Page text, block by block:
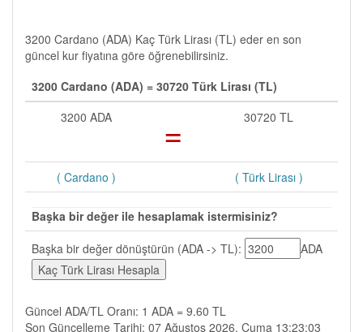
3200 Cardano (ADA) Kaç Türk Lirası (TL) eder en son
güncel kur fiyatına göre öğrenebilirsiniz.
3200 Cardano (ADA) = 30720 Türk Lirası (TL)
3200 ADA
= 30720 TL
( Cardano ) ( Türk Lirası )
Başka bir değer ile hesaplamak istermisiniz?
Başka bir değer dönüştürün (ADA -> TL):
ADA
Güncel ADA/TL Oranı: 1 ADA = 9.60 TL
Son Güncelleme Tarihi: 07 Ağustos 2026, Cuma 13:23:03